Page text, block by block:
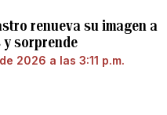
renueva su imagen a
sorprende
2026 a las 3:11 p.m.